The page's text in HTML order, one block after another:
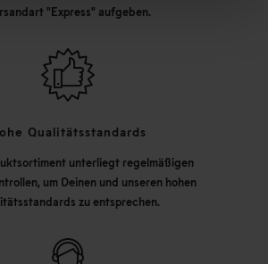
"Express" aufgeben.
Qualitätsstandards
unterliegt regelmäßigen
um Deinen und unseren hohen
zu entsprechen.